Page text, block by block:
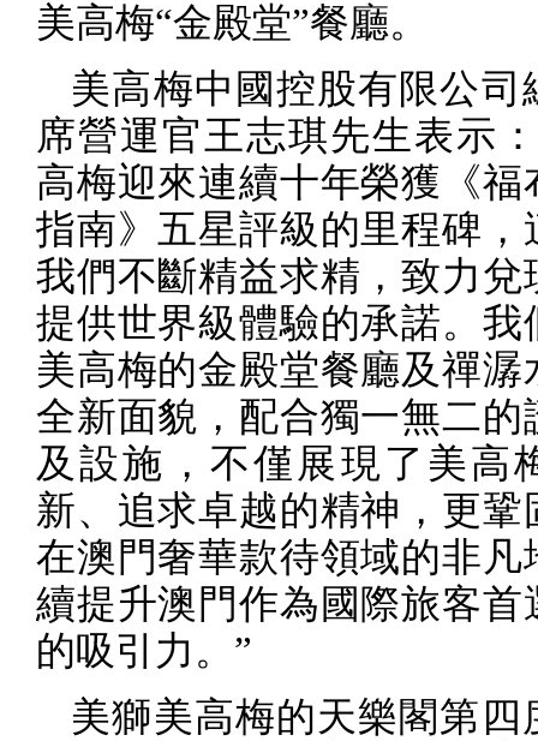
美高梅“金殿堂”餐廳。
美高梅中國控股有限公司
席營運官王志琪先生表示
高梅迎來連續十年榮獲《福
指南》五星評級的里程碑，
我們不斷精益求精，致力兌
提供世界級體驗的承諾。我
美高梅的金殿堂餐廳及禪潺
全新面貌，配合獨一無二的
及設施，不僅展現了美高
新、追求卓越的精神，更鞏
在澳門奢華款待領域的非凡
續提升澳門作為國際旅客首
的吸引力。”
美獅美高梅的天樂閣第四